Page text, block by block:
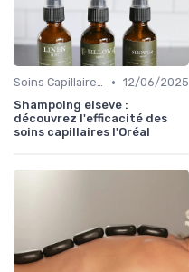
Soins Capillaires Bio • 12/06/2025
Shampoing elseve :
découvrez l'efficacité des
soins capillaires l'Oréal